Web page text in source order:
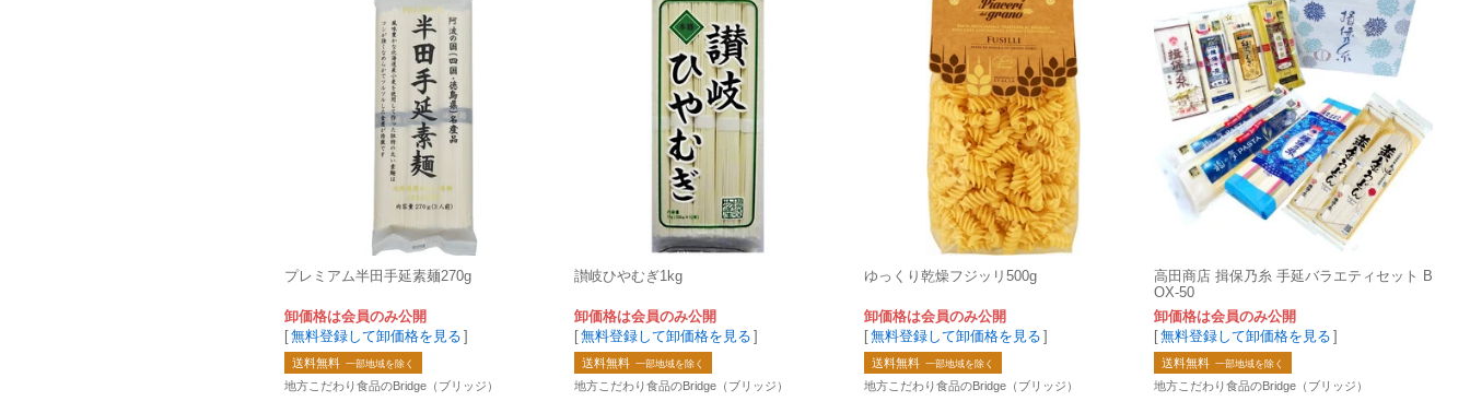
プレミアム半田手延素麺270g
卸価格は会員のみ公開
[無料登録して卸価格を見る ]
送料無料 一部地域を除く
地方こだわり食品のBridge（ブリッジ）
讃岐ひやむぎ1kg
卸価格は会員のみ公開
[無料登録して卸価格を見る ]
送料無料 一部地域を除く
地方こだわり食品のBridge（ブリッジ）
ゆっくり乾燥フジッリ500g
卸価格は会員のみ公開
[無料登録して卸価格を見る ]
送料無料 一部地域を除く
地方こだわり食品のBridge（ブリッジ）
高田商店 揖保乃糸 手延バラエティセット B
OX-50
卸価格は会員のみ公開
[無料登録して卸価格を見る ]
送料無料 一部地域を除く
地方こだわり食品のBridge（ブリッジ）